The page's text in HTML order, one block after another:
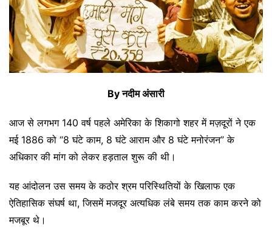
By नदीम अंसारी
आज से लगभग 140 वर्ष पहले अमेरिका के शिकागो शहर में मज़दूरों ने एक
मई 1886 को “8 घंटे काम, 8 घंटे आराम और 8 घंटे मनोरंजन” के
अधिकार की मांग को लेकर हड़ताल शुरू की थी।
यह आंदोलन उस समय के कठोर श्रम परिस्थितियों के खिलाफ एक
ऐतिहासिक संघर्ष था, जिसमें मजदूर अत्यधिक लंबे समय तक काम करने को
मजबूर थे।